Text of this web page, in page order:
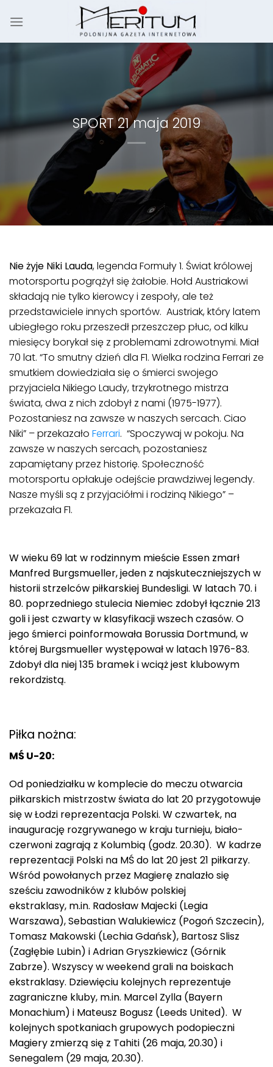
SPORT 21 maja 2019
Nie żyje Niki Lauda, legenda Formuły 1. Świat królowej
motorsportu pogrążył się żałobie. Hołd Austriakowi
składają nie tylko kierowcy i zespoły, ale też
przedstawiciele innych sportów. Austriak, który latem
ubiegłego roku przeszedł przeszczep płuc, od kilku
miesięcy borykał się z problemami zdrowotnymi. Miał
70 lat. “To smutny dzień dla F1. Wielka rodzina Ferrari ze
smutkiem dowiedziała się o śmierci swojego
przyjaciela Nikiego Laudy, trzykrotnego mistrza
świata, dwa z nich zdobył z nami (1975-1977).
Pozostaniesz na zawsze w naszych sercach. Ciao
Niki” – przekazało Ferrari. “Spoczywaj w pokoju. Na
zawsze w naszych sercach, pozostaniesz
zapamiętany przez historię. Społeczność
motorsportu opłakuje odejście prawdziwej legendy.
Nasze myśli są z przyjaciółmi i rodziną Nikiego” –
przekazała F1.
W wieku 69 lat w rodzinnym mieście Essen zmarł
Manfred Burgsmueller, jeden z najskuteczniejszych w
historii strzelców piłkarskiej Bundesligi. W latach 70. i
80. poprzedniego stulecia Niemiec zdobył łącznie 213
goli i jest czwarty w klasyfikacji wszech czasów. O
jego śmierci poinformowała Borussia Dortmund, w
której Burgsmueller występował w latach 1976-83.
Zdobył dla niej 135 bramek i wciąż jest klubowym
rekordzistą.
Piłka nożna:
MŚ U-20:
Od poniedziałku w komplecie do meczu otwarcia
piłkarskich mistrzostw świata do lat 20 przygotowuje
się w Łodzi reprezentacja Polski. W czwartek, na
inaugurację rozgrywanego w kraju turnieju, biało-
czerwoni zagrają z Kolumbią (godz. 20.30). W kadrze
reprezentacji Polski na MŚ do lat 20 jest 21 piłkarzy.
Wśród powołanych przez Magierę znalazło się
sześciu zawodników z klubów polskiej
ekstraklasy, m.in. Radosław Majecki (Legia
Warszawa), Sebastian Walukiewicz (Pogoń Szczecin),
Tomasz Makowski (Lechia Gdańsk), Bartosz Slisz
(Zagłębie Lubin) i Adrian Gryszkiewicz (Górnik
Zabrze). Wszyscy w weekend grali na boiskach
ekstraklasy. Dziewięciu kolejnych reprezentuje
zagraniczne kluby, m.in. Marcel Zylla (Bayern
Monachium) i Mateusz Bogusz (Leeds United). W
kolejnych spotkaniach grupowych podopieczni
Magiery zmierzą się z Tahiti (26 maja, 20.30) i
Senegalem (29 maja, 20.30).